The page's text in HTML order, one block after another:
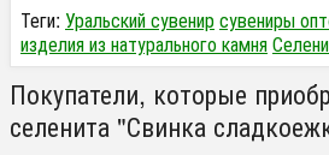
Теги: Уральский сувенирсувениры
изделия из натурального камня
Покупатели, которые
селенита "Свинка